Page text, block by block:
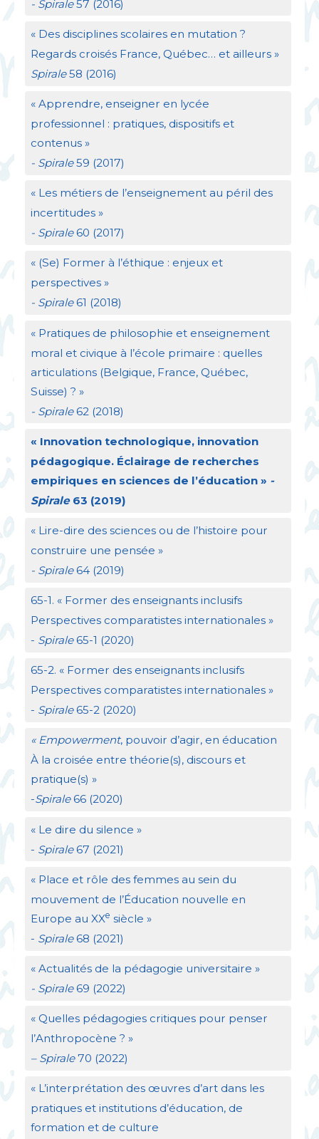
- Spirale57 (2016)
« Des disciplines scolaires en mutation ?
Regards croisés France, Québec… et ailleurs »
Spirale58 (2016)
« Apprendre, enseigner en lycée
professionnel : pratiques, dispositifs et
contenus »
- Spirale59 (2017)
« Les métiers de l’enseignement au péril des
incertitudes »
- Spirale60 (2017)
« (Se) Former à l’éthique : enjeux et
perspectives »
- Spirale61 (2018)
« Pratiques de philosophie et enseignement
moral et civique à l’école primaire : quelles
articulations (Belgique, France, Québec,
Suisse) ? »
- Spirale62 (2018)
« Innovation technologique, innovation
pédagogique. Éclairage de recherches
empiriques en sciences de l’éducation » -
Spirale63 (2019)
« Lire-dire des sciences ou de l’histoire pour
construire une pensée »
- Spirale64 (2019)
65-1. « Former des enseignants inclusifs
Perspectives comparatistes internationales »
- Spirale65-1 (2020)
65-2. « Former des enseignants inclusifs
Perspectives comparatistes internationales »
- Spirale65-2 (2020)
« Empowerment, pouvoir d’agir, en éducation
À la croisée entre théorie(s), discours et
pratique(s) »
-Spirale66 (2020)
« Le dire du silence »
- Spirale67 (2021)
« Place et rôle des femmes au sein du
mouvement de l’Éducation nouvelle en
Europe au XXe siècle »
- Spirale68 (2021)
« Actualités de la pédagogie universitaire »
- Spirale69 (2022)
« Quelles pédagogies critiques pour penser
l’Anthropocène ? »
– Spirale70 (2022)
« L’interprétation des œuvres d’art dans les
pratiques et institutions d’éducation, de
formation et de culture